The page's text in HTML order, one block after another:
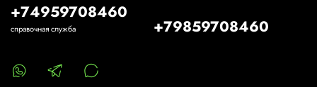
+74959708460
справочная служба +79859708460